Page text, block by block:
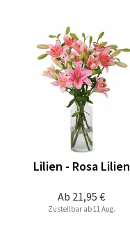
Ab 21,95 €
Lilien - Rosa Lilien
Zustellbar ab 11 Aug.